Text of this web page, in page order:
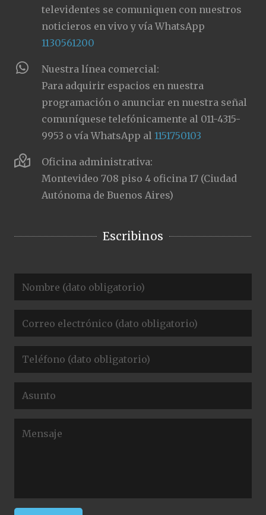
televidentes se comuniquen con nuestros
noticieros en vivo y vía WhatsApp
1130561200
Nuestra línea comercial:
Para adquirir espacios en nuestra
programación o anunciar en nuestra señal
comuníquese telefónicamente al 011-4315-
9953 o vía WhatsApp al1151750103
Oficina administrativa:
Montevideo 708 piso 4 oficina 17 (Ciudad
Autónoma de Buenos Aires)
Escribinos